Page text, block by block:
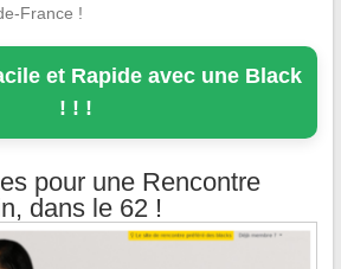
France !
et Rapide avec une Black
! ! !
pour une Rencontre
dans le 62 !